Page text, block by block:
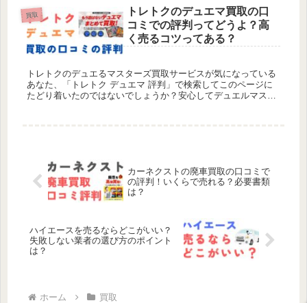
買取
トレトクのデュエマ買取の口
コミでの評判ってどうよ？高
く売るコツってある？
トレトクのデュエるマスターズ買取サービスが気になっている
あなた、「トレトク デュエマ 評判」で検索してこのページに
たどり着いたのではないでしょうか？安心してデュエルマスタ
カーネクストの廃車買取の口コミで
の評判！いくらで売れる？必要書類
は？
ハイエースを売るならどこがいい？
失敗しない業者の選び方のポイント
は？
ホーム 買取